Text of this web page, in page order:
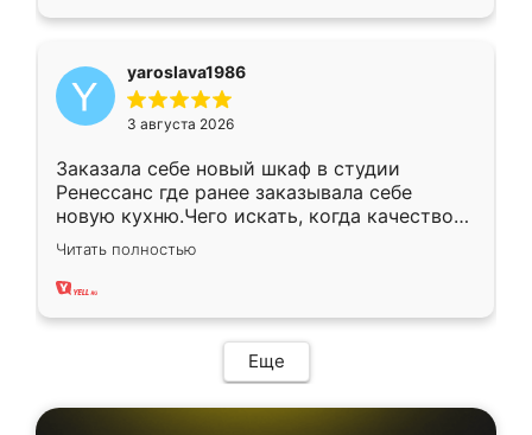
yaroslava1986
3 августа 2026
Заказала себе новый шкаф в студии
Ренессанс где ранее заказывала себе
новую кухню.Чего искать, когда качеством
вполне довольна. Служит кухня уже почти
два года, нареканий нет.
Читать полностью
Еще